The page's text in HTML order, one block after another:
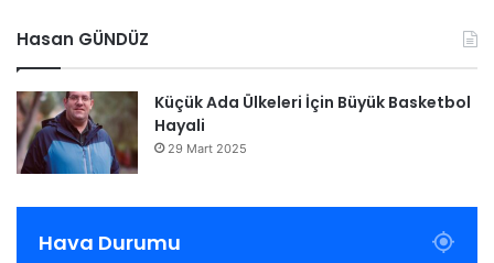
Hasan GÜNDÜZ
Küçük Ada Ülkeleri İçin Büyük Basketbol
Hayali
29 Mart 2025
Hava Durumu